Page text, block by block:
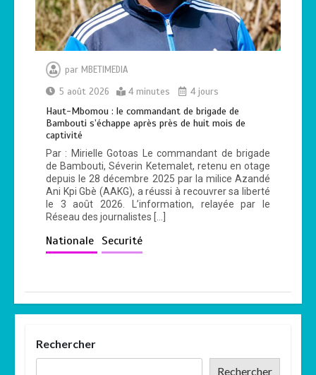
par MBETIMEDIA
5 août 2026
4 minutes 4 jours
Haut-Mbomou : le commandant de brigade de
Bambouti s’échappe après près de huit mois de
captivité
Par : Mirielle Gotoas Le commandant de brigade
de Bambouti, Séverin Ketemalet, retenu en otage
depuis le 28 décembre 2025 par la milice Azandé
Ani Kpi Gbè (AAKG), a réussi à recouvrer sa liberté
le 3 août 2026. L’information, relayée par le
Réseau des journalistes […]
Nationale Securité
Rechercher
Rechercher